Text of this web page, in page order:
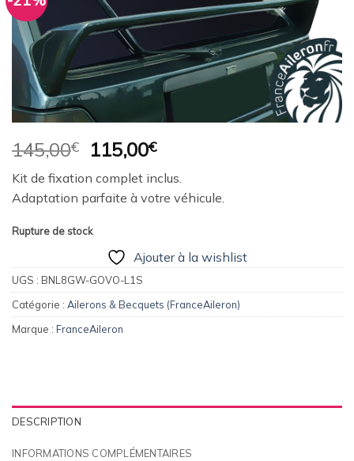
Ajouter
à la
wishlist
145,00€
Le
initial
était :
145,00€.
115,00€Le
prix
actuel
est :
Kit de fixation complet inclus.
Adaptation parfaite à votre véhicule.
Rupture de stock
Ajouter à la wishlist
UGS : BNL8GW-GOVO-L1S
Catégorie : Ailerons & Becquets (FranceAileron)
Marque : FranceAileron
DESCRIPTION
INFORMATIONS COMPLÉMENTAIRES